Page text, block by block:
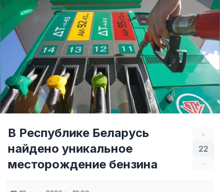
+
22
–
В Республике Беларусь
найдено уникальное
месторождение бензина